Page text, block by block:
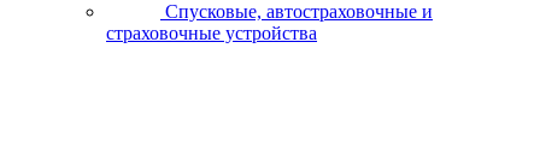
Спусковые, автостраховочные и
страховочные устройства